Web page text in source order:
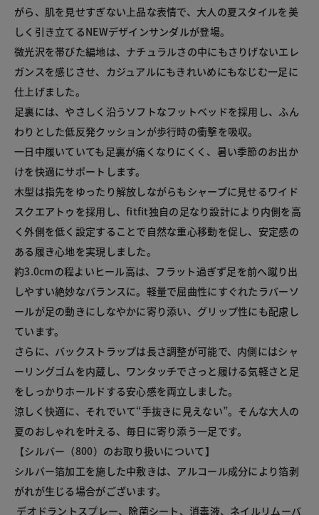
がら、肌を見せすぎない上品な表情で、大人の夏スタイルを美
しく引き立てるNEWデザインサンダルが登場。
微光沢を帯びた編地は、ナチュラルさの中にもさりげないエレ
ガンスを感じさせ、カジュアルにもきれいめにもなじむ一足に
仕上げました。
足裏には、やさしく沿うソフトなフットベッドを採用し、ふん
わりとした低反発クッションが歩行時の衝撃を吸収。
一日中履いていても足裏が痛くなりにくく、暑い季節のお出か
けを快適にサポートします。
木型は指先をゆったり解放しながらもシャープに見せるワイド
スクエアトゥを採用し、fitfit独自の足なり設計により内側を高
く外側を低く設定することで自然な重心移動を促し、安定感の
ある履き心地を実現しました。
約3.0cmの程よいヒール高は、フラット過ぎず足を前へ蹴り出
しやすい絶妙なバランスに。軽量で屈曲性にすぐれたラバーソ
ールが足の動きにしなやかに寄り添い、グリップ性にも配慮し
ています。
さらに、バックストラップは長さ調整が可能で、内側にはシャ
ーリングゴムを内蔵し、ワンタッチでさっと履ける気軽さと足
をしっかりホールドする安心感を両立しました。
涼しく快適に、それでいて“手抜きに見えない”。そんな大人の
夏のおしゃれを叶える、毎日に寄り添う一足です。
【シルバー（800）のお取り扱いについて】
シルバー箔加工を施した中敷きは、アルコール成分により箔剥
がれが生じる場合がございます。